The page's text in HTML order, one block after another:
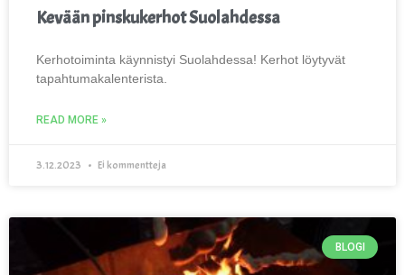
Kevään pinskukerhot Suolahdessa
Kerhotoiminta käynnistyi Suolahdessa! Kerhot löytyvät
tapahtumakalenterista.
READ MORE »
3.12.2023 Ei kommentteja
BLOGI